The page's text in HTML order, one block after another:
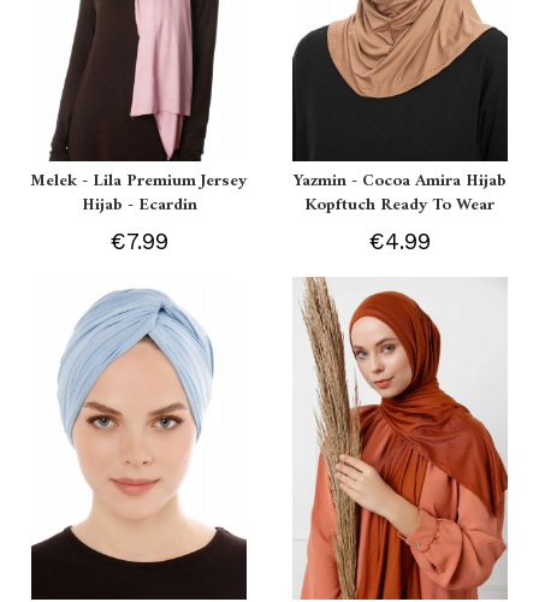
Melek - Lila Premium Jersey
Hijab - Ecardin
€7.99
Yazmin - Cocoa Amira Hijab
Kopftuch Ready To Wear
€4.99